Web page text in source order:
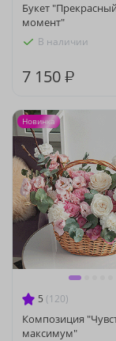
Букет "Прекрасный
момент"
В наличии
7 150 ₽
5 (120)
Композиция
максимум"
Новинка